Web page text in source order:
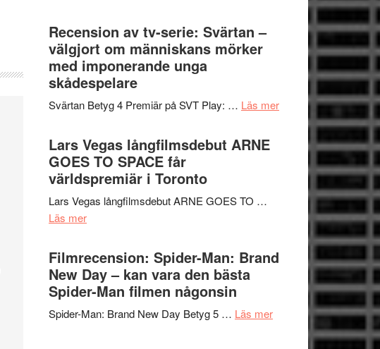
spännande
Chan
storform
valet
synas
i
tv4
med
kan
styra
Mauri?
Recension av tv-serie: Svärtan –
välgjort om människans mörker
med imponerande unga
skådespelare
Svärtan Betyg 4 Premiär på SVT Play: … Läs merom
Recension
Svärtan
välgjort
människans
mörker
imponerande
skådespelare
Lars Vegas långfilmsdebut ARNE
GOES TO SPACE får
världspremiär i Toronto
Lars Vegas långfilmsdebut ARNE GOES TO …
Läs merom
långfilmsdebut
ARNE
GOES
TO
Filmrecension: Spider-Man: Brand
New Day – kan vara den bästa
Spider-Man filmen någonsin
Spider-Man: Brand New Day Betyg 5 … Läs merom
Filmrecension: